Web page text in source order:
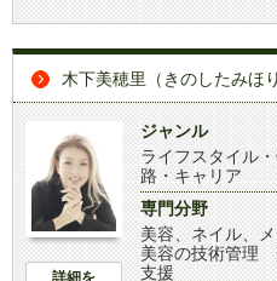
木下美穂里（きのしたみほり
詳細を
ジャンル
ライフスタイル
路・キャリア
専門分野
美容、ネイル、
美容の技術管理
支援